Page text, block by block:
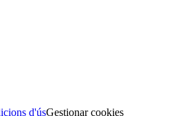
d'úsGestionar cookies